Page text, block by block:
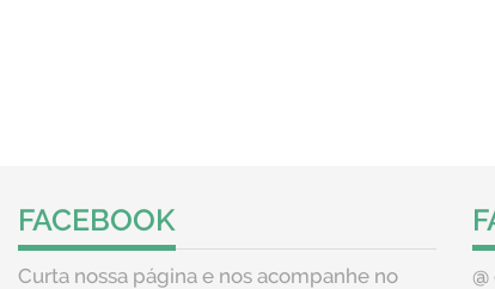
FACEBOOK
Curta nossa página e nos acompanhe no
@